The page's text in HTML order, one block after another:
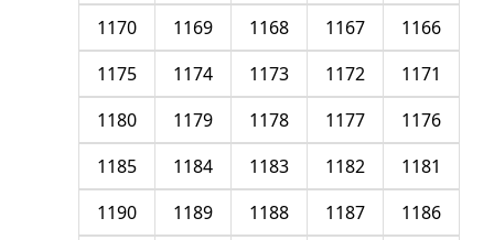
1166
1167
1168
1169
1170
1171
1172
1173
1174
1175
1176
1177
1178
1179
1180
1181
1182
1183
1184
1185
1186
1187
1188
1189
1190